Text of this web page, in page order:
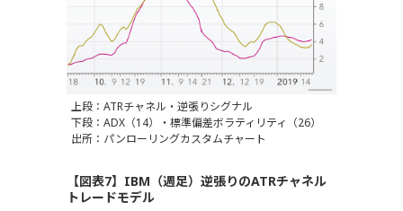
上段：ATRチャネル・逆張りシグナル
下段：ADX（14）・標準偏差ボラティリティ（26）
出所：パンローリングカスタムチャート
【図表7】IBM（週足）逆張りのATRチャネル
トレードモデル